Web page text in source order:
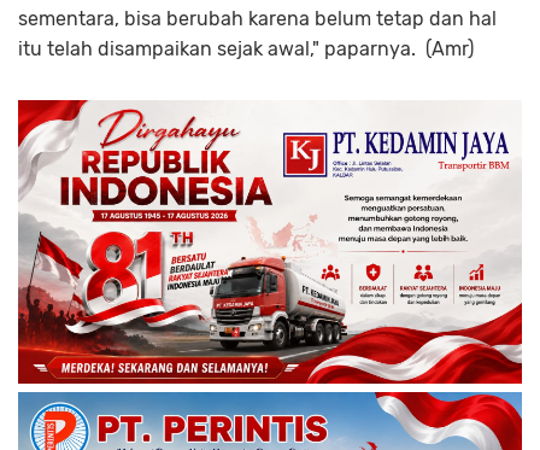
sementara, bisa berubah karena belum tetap dan hal
itu telah disampaikan sejak awal," paparnya. (Amr)